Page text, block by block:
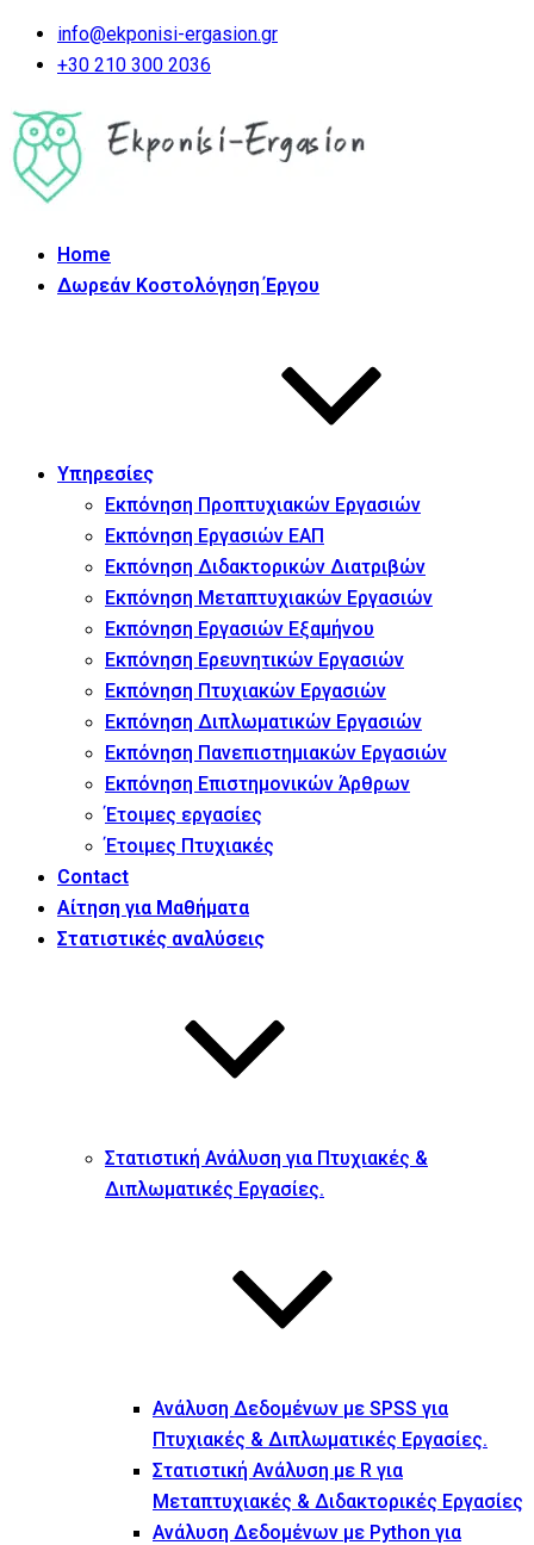
info@ekponisi-ergasion.gr
+30 210 300 2036
Home
Δωρεάν Κοστολόγηση Έργου
Υπηρεσίες
Εκπόνηση Προπτυχιακών Εργασιών
Εκπόνηση Εργασιών ΕΑΠ
Εκπόνηση Διδακτορικών Διατριβών
Εκπόνηση Μεταπτυχιακών Εργασιών
Εκπόνηση Εργασιών Εξαμήνου
Εκπόνηση Ερευνητικών Εργασιών
Εκπόνηση Πτυχιακών Εργασιών
Εκπόνηση Διπλωματικών Εργασιών
Εκπόνηση Πανεπιστημιακών Εργασιών
Εκπόνηση Επιστημονικών Άρθρων
Έτοιμες εργασίες
Έτοιμες Πτυχιακές
Contact
Αίτηση για Μαθήματα
Στατιστικές αναλύσεις
Στατιστική Ανάλυση για Πτυχιακές &
Διπλωματικές Εργασίες.
Ανάλυση Δεδομένων με SPSS για
Πτυχιακές & Διπλωματικές Εργασίες.
Στατιστική Ανάλυση με R για
Μεταπτυχιακές & Διδακτορικές Εργασίες
Ανάλυση Δεδομένων με Python για